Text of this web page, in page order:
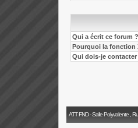
Qui a écrit ce forum ?
Pourquoi la fonction
Qui dois-je
ATT FND - Salle Polyvalente ,